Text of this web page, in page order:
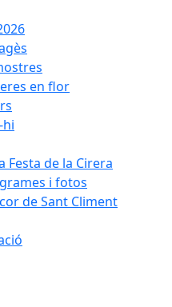
en flor
Festa de la Cirera
i fotos
de Sant Climent